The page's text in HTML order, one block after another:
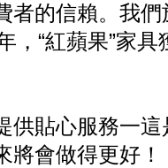
者的信賴。我
，“紅蘋果”家
供貼心服務一
將會做得更好！